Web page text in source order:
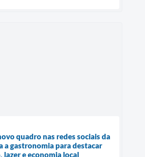
quadro nas redes sociais da
a gastronomia para destacar
e economia local